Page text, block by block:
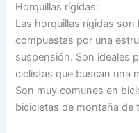
Horquillas rígidas:
Las horquillas rígidas
compuestas por una
suspensión. Son ideales
ciclistas que buscan una
Son muy comunes en
bicicletas de montaña